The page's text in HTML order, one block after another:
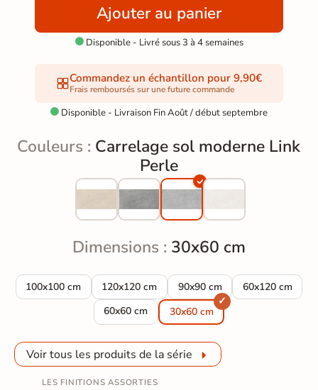
Ajouter au panier
Disponible - Livré sous 3 à 4 semaines
Commandez un échantillon pour 9,90€
Frais remboursés sur une future commande
 Disponible - Livraison Fin Août / début septembre
Couleurs : Carrelage sol moderne Link
Perle
Dimensions : 30x60 cm
100x100 cm
Carrelage sol moderne Link Perle 100x100 cm
120x120 cm
Carrelage sol moderne Link Perle 120x120 cm
90x90 cm
Carrelage sol moderne Link
60x120 cm
Carrelage sol
60x60 cm
Carrelage sol moderne Link Perle 60x60 cm
30x60 cm
Voir tous les produits de la série
LES FINITIONS ASSORTIES